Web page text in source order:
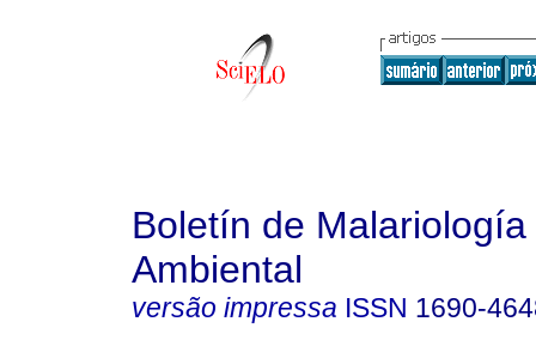
Boletín de
Ambiental
versão impressa ISSN 1690-